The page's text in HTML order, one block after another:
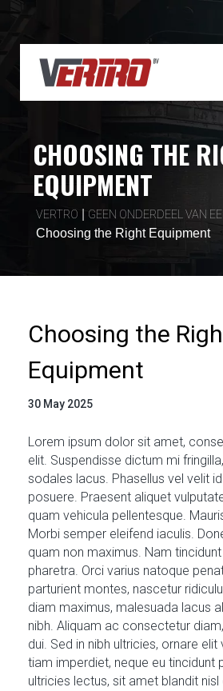
CHOOSING THE
EQUIPMENT
VERTRO GEEN ONDERDEEL VAN
Choosing the Right Equipment
Choosing the
Equipment
30 May 2025
Lorem ipsum dolor sit amet,
elit. Suspendisse dictum mi
sodales lacus. Phasellus vel velit
posuere. Praesent aliquet
quam vehicula pellentesque.
Morbi semper eleifend iaculis.
quam non maximus. Nam
pharetra. Orci varius natoque
parturient montes, nascetur
diam maximus, malesuada lacus
nibh. Aliquam ac consectetur
dui. Sed in nibh ultricies, ornare elit
tiam imperdiet, neque eu tincidunt
ultricies lectus, sit amet blandit